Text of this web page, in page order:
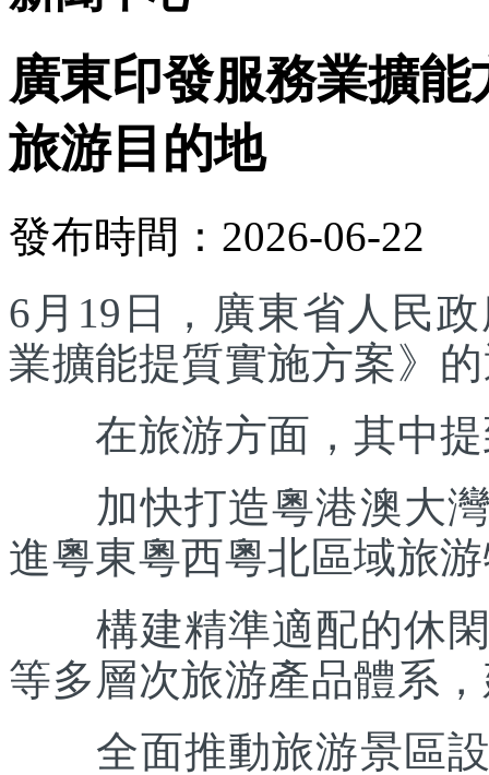
廣東印發服務業擴
旅游目的地
發布時間：2026-06-22
6月19日，廣東省人民
業擴能提質實施方案》
在旅游方面，其中提
加快打造粵港澳大灣
進粵東粵西粵北區域旅
構建精準適配的休閑
等多層次旅游產品體系
全面推動旅游景區設